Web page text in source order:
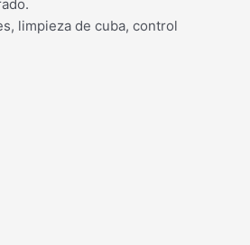
limpieza de cuba, control